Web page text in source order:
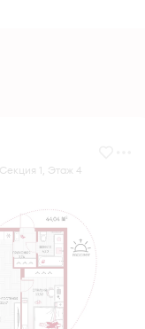
1, Этаж 4